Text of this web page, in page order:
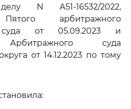
N А51-16532/2022,
арбитражного
суда от 05.09.2023 и
Арбитражного суда
от 14.12.2023 по тому